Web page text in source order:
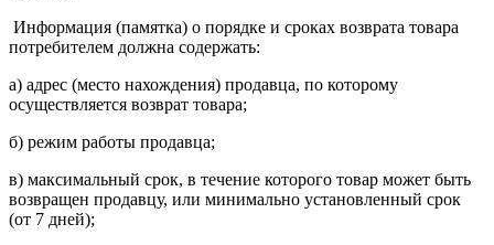
Информация (памятка) о порядке и сроках возврата товара
потребителем должна содержать:
а) адрес (место нахождения) продавца, по которому
осуществляется возврат товара;
б) режим работы продавца;
в) максимальный срок, в течение которого товар может быть
возвращен продавцу, или минимально установленный срок
(от 7 дней);